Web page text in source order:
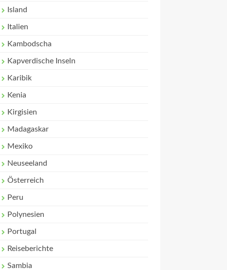
Island
Italien
Kambodscha
Kapverdische Inseln
Karibik
Kenia
Kirgisien
Madagaskar
Mexiko
Neuseeland
Österreich
Peru
Polynesien
Portugal
Reiseberichte
Sambia